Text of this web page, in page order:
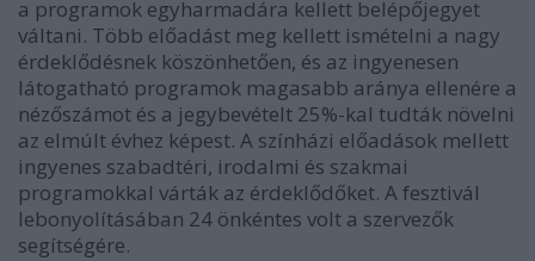
a programok egyharmadára kellett belépőjegyet
váltani. Több előadást meg kellett ismételni a nagy
érdeklődésnek köszönhetően, és az ingyenesen
látogatható programok magasabb aránya ellenére a
nézőszámot és a jegybevételt 25%-kal tudták növelni
az elmúlt évhez képest. A színházi előadások mellett
ingyenes szabadtéri, irodalmi és szakmai
programokkal várták az érdeklődőket. A fesztivál
lebonyolításában 24 önkéntes volt a szervezők
segítségére.